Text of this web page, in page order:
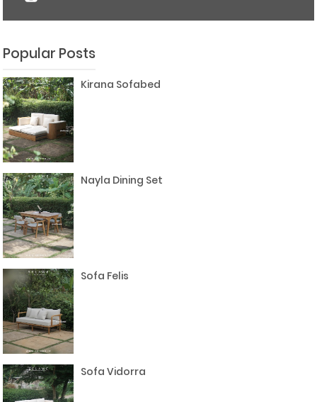
Popular Posts
Kirana Sofabed
Nayla Dining Set
Sofa Felis
Sofa Vidorra